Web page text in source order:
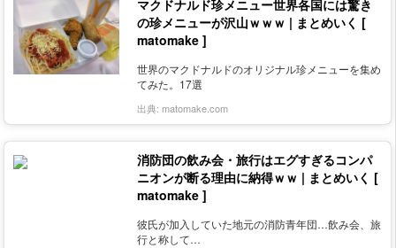
マクドナルド珍メニュー世界各国には驚き
の珍メニューが沢山ｗｗｗ | まとめいく [
matomake ]
世界のマクドナルドのオリジナル珍メニューを集め
てみた。17選
出典: matomake.com
消防団の飲み会・旅行はエグすぎるコンパ
ニオンが断る理由に納得ｗｗ | まとめいく [
matomake ]
彼氏が加入していた地元の消防青年団…飲み会、旅
行と称して…